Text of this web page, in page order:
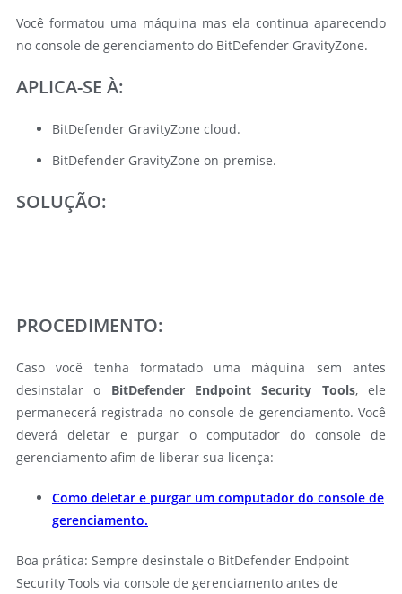
Você formatou uma máquina mas ela continua aparecendo
no console de gerenciamento do BitDefender GravityZone.
APLICA-SE À:
BitDefender GravityZone cloud.
BitDefender GravityZone on-premise.
SOLUÇÃO:
PROCEDIMENTO:
Caso você tenha formatado uma máquina sem antes
desinstalar o BitDefender Endpoint Security Tools, ele
permanecerá registrada no console de gerenciamento. Você
deverá deletar e purgar o computador do console de
gerenciamento afim de liberar sua licença:
Como deletar e purgar um computador do console de
gerenciamento.
Boa prática: Sempre desinstale o BitDefender Endpoint
Security Tools via console de gerenciamento antes de